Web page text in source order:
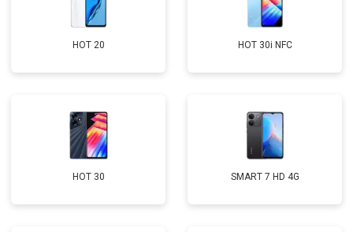
HOT 20 HOT 30i NFC
HOT 30 SMART 7 HD 4G